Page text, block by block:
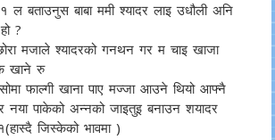
ल बताउनुस बाबा ममी श्यादर लाइ उधौली अनि
?
मजाले श्यादरको गनथन गर म चाइ खाजा
खाने रु
फाल्गी खाना पाए मज्जा आउने थियो आफ्नै
नया पाकेको अन्नको जाइतुइ बनाउन शयादर
जिस्केको भावमा )